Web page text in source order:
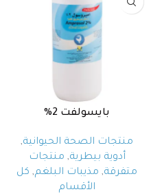
بايسولفت 2%
منتجات الصحة الحيوانية,
أدوية بيطرية, منتجات
متفرقة, مذيبات البلغم, كل
الأقسام